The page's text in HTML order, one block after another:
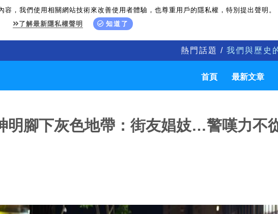
容，我們使用相關網站技術來改善使用者體驗，也尊重用戶的隱私權，特別提出聲明。
了解最新隱私權聲明
知道了
熱門話題 / 我們與歷史
首頁 最新文章
明腳下灰色地帶：街友娼妓…警嘆力不